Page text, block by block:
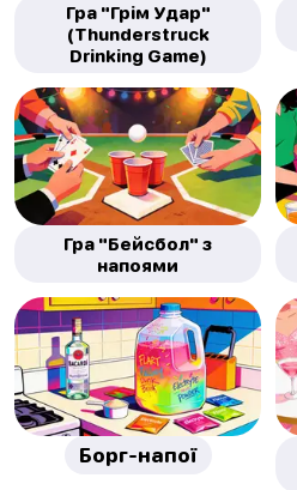
Гра "Грім Удар"
(Thunderstruck
Drinking Game)
Гра "Бейсбол" з
напоями
Борг-напої